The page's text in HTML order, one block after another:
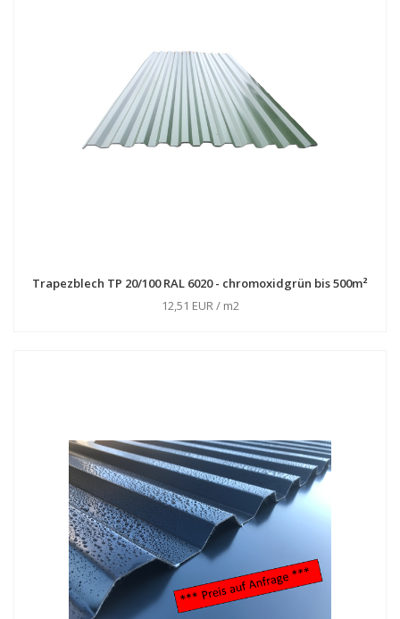
Trapezblech TP 20/100 RAL 6020 - chromoxidgrün bis 500m²
12,51 EUR / m2